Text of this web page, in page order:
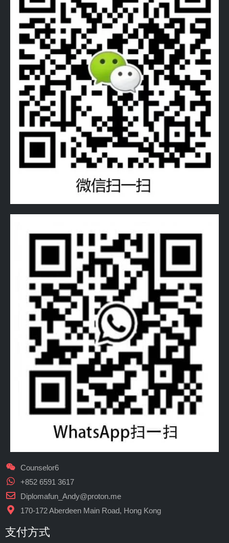
Counselor6
+852 6591 3617
Diplomafun_Andy@proton.me
170-172 Aberdeen Main Road, Hong Kong
支付方式